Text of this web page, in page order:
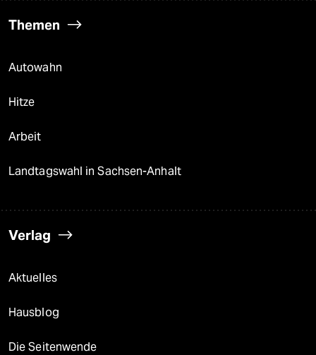
Themen
Autowahn
Hitze
Arbeit
Landtagswahl in Sachsen-Anhalt
Verlag
Aktuelles
Hausblog
Die Seitenwende